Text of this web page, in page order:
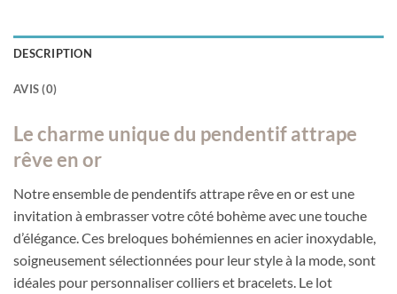
DESCRIPTION
AVIS (0)
Le charme unique du pendentif attrape
rêve en or
Notre ensemble de pendentifs attrape rêve en or est une
invitation à embrasser votre côté bohème avec une touche
d’élégance. Ces breloques bohémiennes en acier inoxydable,
soigneusement sélectionnées pour leur style à la mode, sont
idéales pour personnaliser colliers et bracelets. Le lot